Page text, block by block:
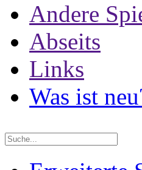
Andere
Abseits
Links
Was ist